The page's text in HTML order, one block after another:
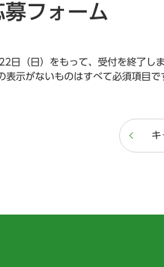
募フォーム
日（日）をもって、受付を終了し
表示がないものはすべて必須項目で
キ